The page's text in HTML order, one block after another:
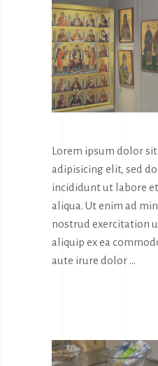
Lorem ipsum dolor
adipisicing elit, sed
incididunt ut labore
aliqua. Ut enim ad
nostrud exercitation
aliquip ex ea
aute irure dolor